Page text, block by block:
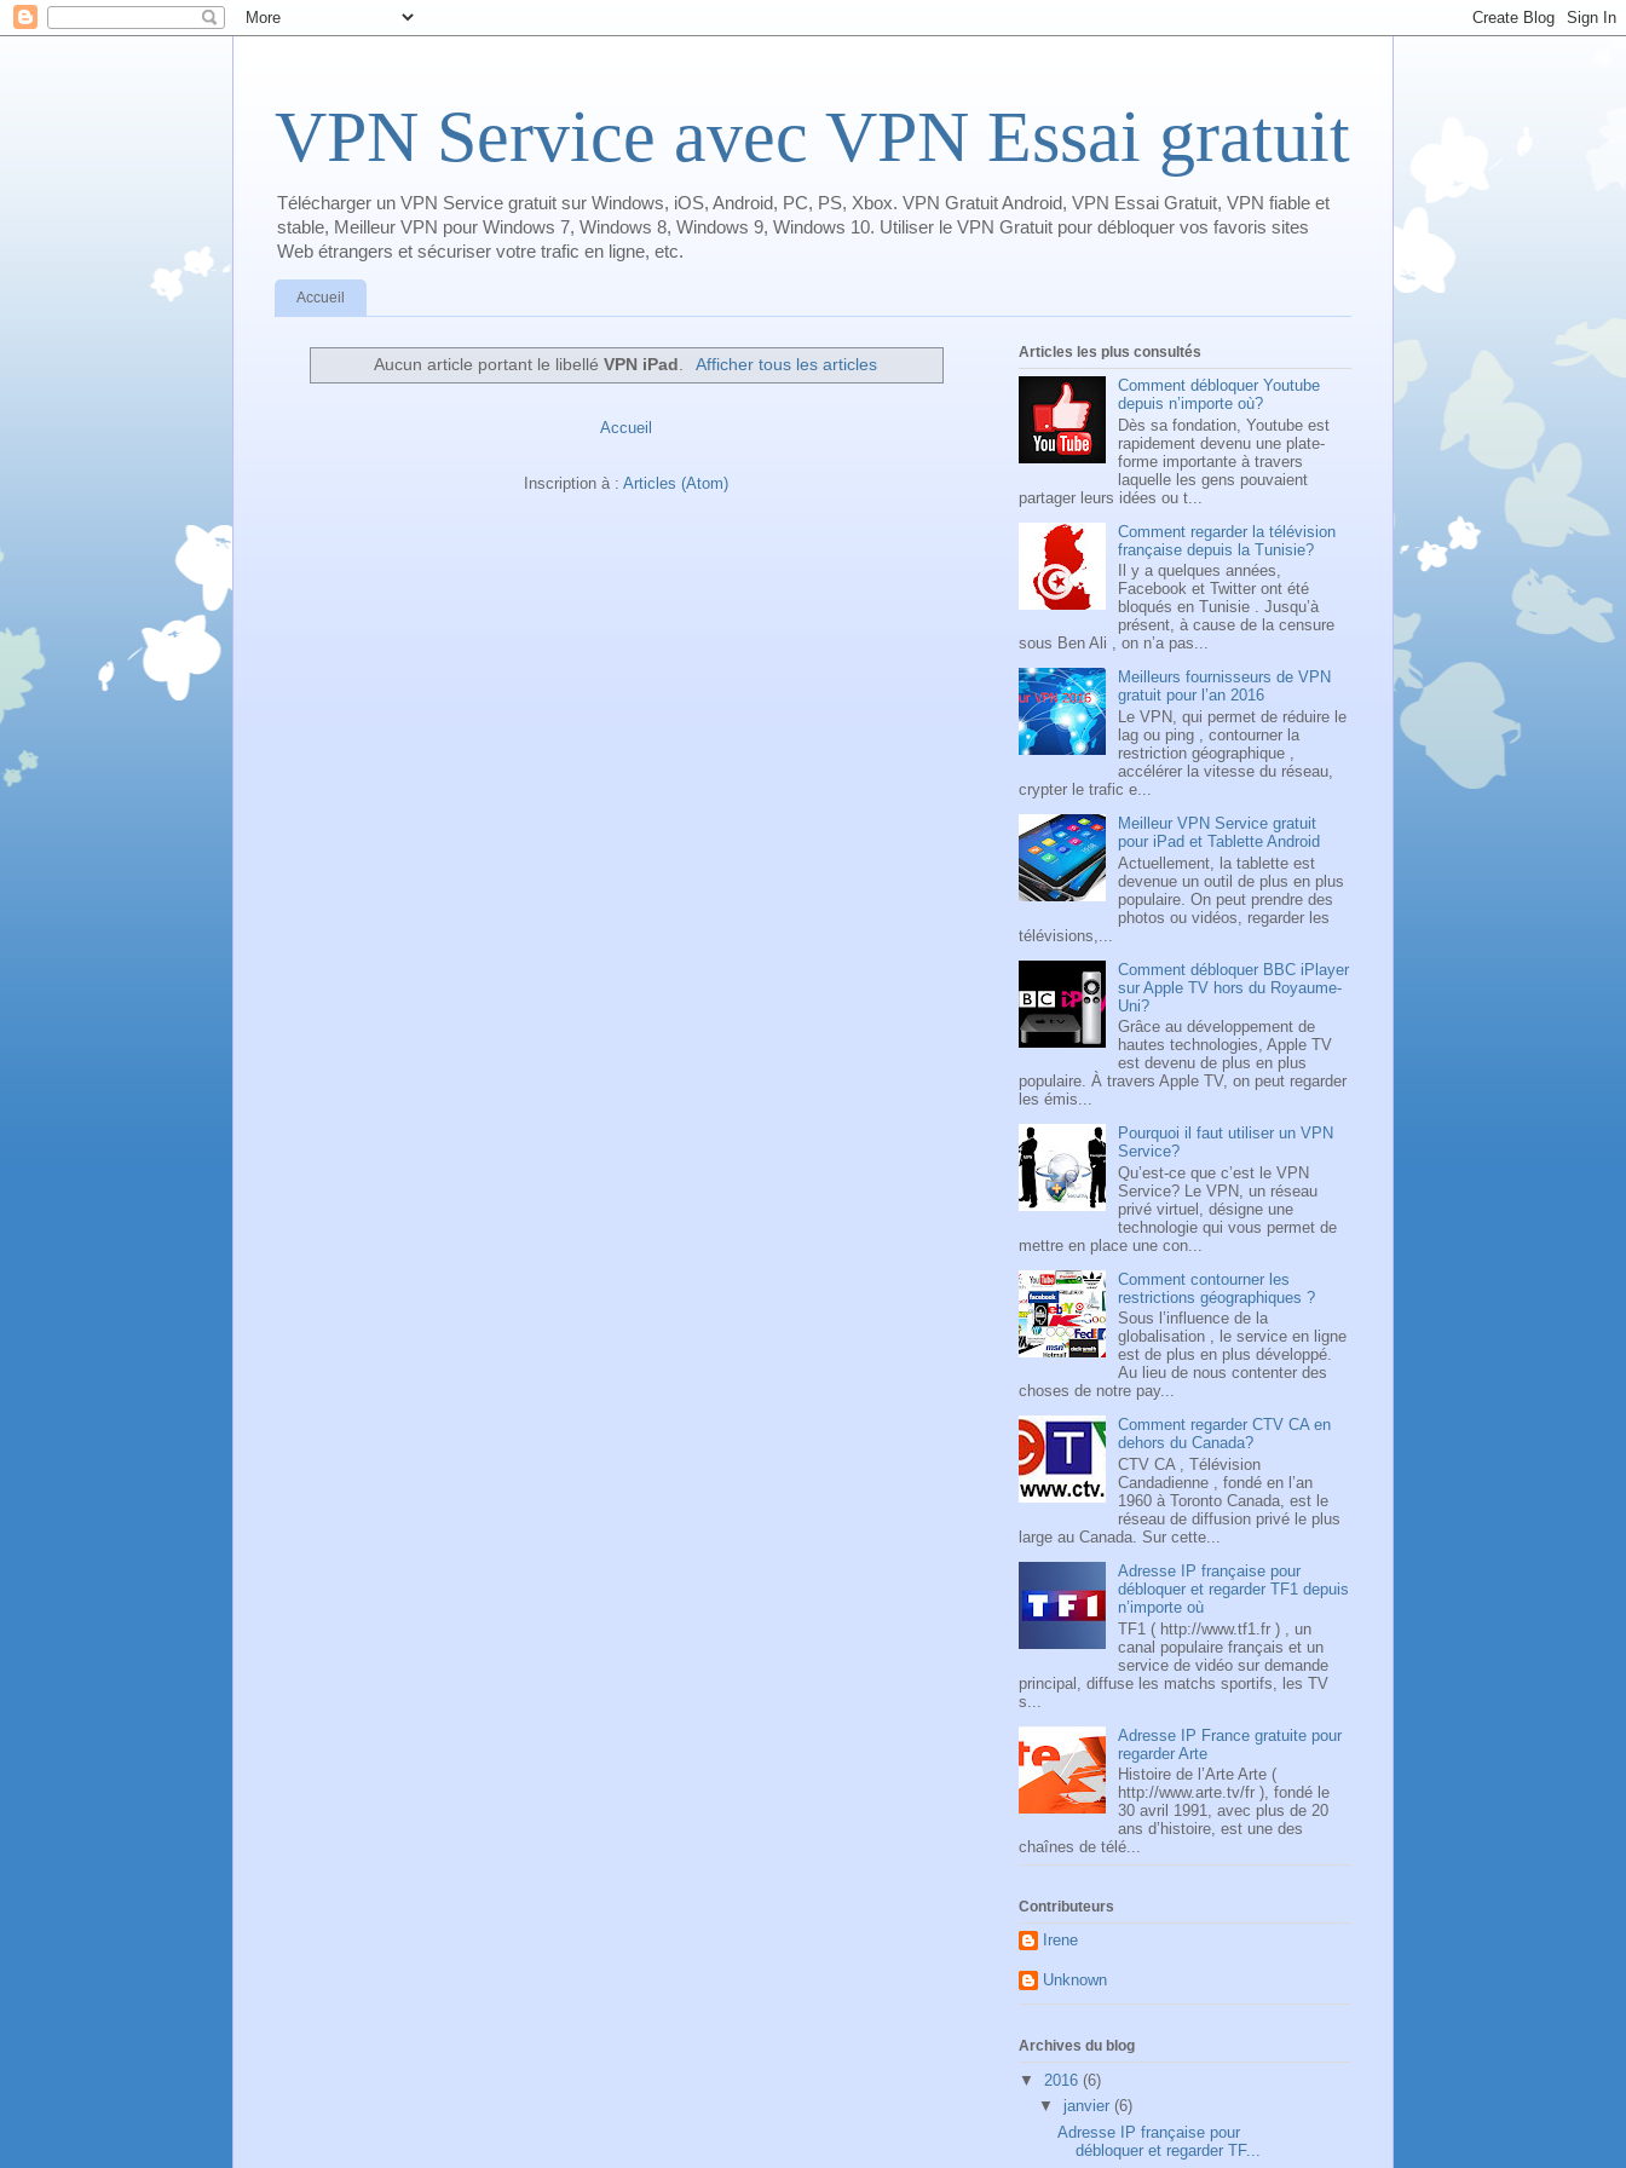
VPN Service avec VPN Essai gratuit
Télécharger un VPN Service gratuit sur Windows, iOS, Android, PC, PS, Xbox. VPN Gratuit Android, VPN Essai Gratuit, VPN fiable et
stable, Meilleur VPN pour Windows 7, Windows 8, Windows 9, Windows 10. Utiliser le VPN Gratuit pour débloquer vos favoris sites
Web étrangers et sécuriser votre trafic en ligne, etc.
Accueil
Aucun article portant le libelléVPN iPad Afficher tous les articles
Accueil
Inscription à : Articles (Atom)
Articles les plus consultés
Comment débloquer Youtube
depuis n’importe où?
Dès sa fondation, Youtube est
rapidement devenu une plate-
forme importante à travers
laquelle les gens pouvaient
partager leurs idées ou t...
Comment regarder la télévision
française depuis la Tunisie?
Il y a quelques années,
Facebook et Twitter ont été
bloqués en Tunisie . Jusqu’à
présent, à cause de la censure
sous Ben Ali , on n’a pas...
Meilleurs fournisseurs de VPN
gratuit pour l’an 2016
Le VPN, qui permet de réduire le
lag ou ping , contourner la
restriction géographique ,
accélérer la vitesse du réseau,
crypter le trafic e...
Meilleur VPN Service gratuit
pour iPad et Tablette Android
Actuellement, la tablette est
devenue un outil de plus en plus
populaire. On peut prendre des
photos ou vidéos, regarder les
télévisions,...
Comment débloquer BBC iPlayer
sur Apple TV hors du Royaume-
Uni?
Grâce au développement de
hautes technologies, Apple TV
est devenu de plus en plus
populaire. À travers Apple TV, on peut regarder
les émis...
Pourquoi il faut utiliser un VPN
Service?
Qu’est-ce que c’est le VPN
Service? Le VPN, un réseau
privé virtuel, désigne une
technologie qui vous permet de
mettre en place une con...
Comment contourner les
restrictions géographiques ?
Sous l’influence de la
globalisation , le service en ligne
est de plus en plus développé.
Au lieu de nous contenter des
choses de notre pay...
Comment regarder CTV CA en
dehors du Canada?
CTV CA , Télévision
Candadienne , fondé en l’an
1960 à Toronto Canada, est le
réseau de diffusion privé le plus
large au Canada. Sur cette...
Adresse IP française pour
débloquer et regarder TF1 depuis
n’importe où
TF1 ( http://www.tf1.fr ) , un
canal populaire français et un
service de vidéo sur demande
principal, diffuse les matchs sportifs, les TV
s...
Adresse IP France gratuite pour
regarder Arte
Histoire de l’Arte Arte (
http://www.arte.tv/fr ), fondé le
30 avril 1991, avec plus de 20
ans d’histoire, est une des
chaînes de télé...
Contributeurs
Irene
Unknown
Archives du blog
▼ 2016 (6)
▼ janvier (6)
Adresse IP française pour
débloquer et regarder TF...